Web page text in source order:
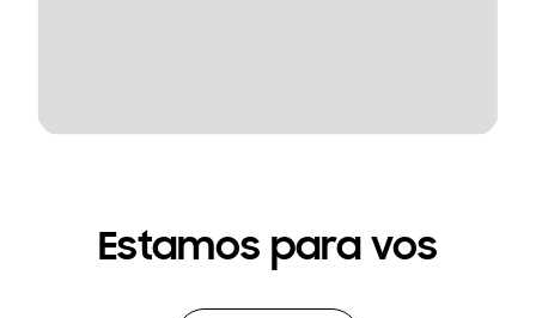
Estamos para vos